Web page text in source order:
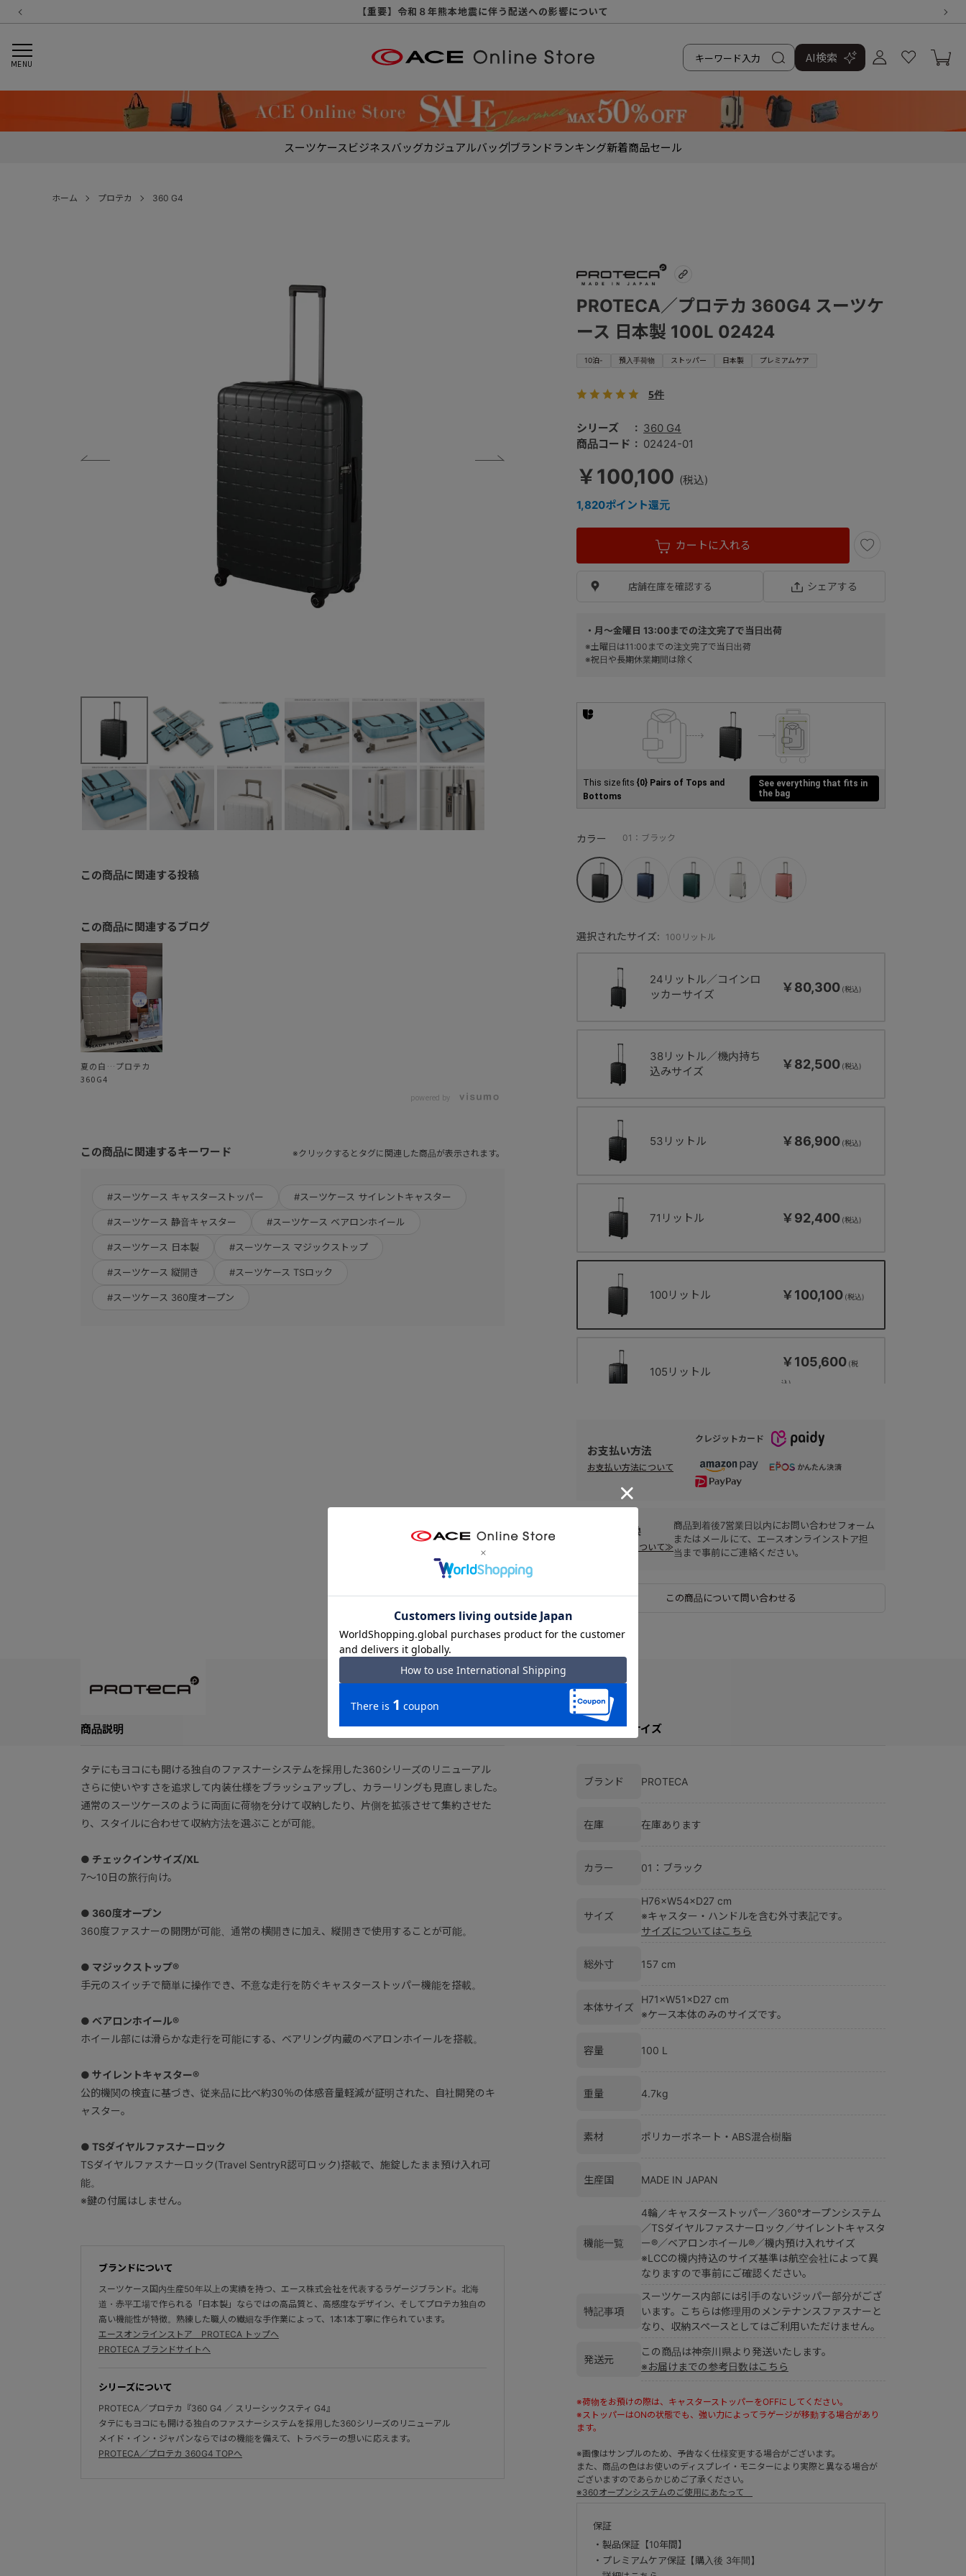
【重要】8/11（火・祝）休業及び配送スケジュールについて
【重要】令和８年熊本地震に伴う配送への影響について
【重要】納品書・領収書ペーパーレス化（電子化）のお知らせ
【重要】天候不良や交通状況・物量増等に伴う配送への影響について
【重要】悪質な詐欺サイトにご注意ください
【重要】各種メールが届かない場合に関しまして
【重要】お問い合わせのご対応に関しまして
【重要】SNSのなりすまし詐欺にご注意ください
MENU AI検索
スーツケースビジネスバッグカジュアルバッグブランドランキング新着商品セール
ホーム プロテカ 360 G4
この商品に関連する投稿
この商品に関連するブログ
夏の白…プロテカ
360G4
powered by
この商品に関連するキーワード ※クリックするとタグに関連した商品が表示されます。
#スーツケース キャスターストッパー #スーツケース サイレントキャスター
#スーツケース 静音キャスター #スーツケース ベアロンホイール
#スーツケース 日本製 #スーツケース マジックストップ
#スーツケース 縦開き #スーツケース TSロック
#スーツケース 360度オープン
10泊- 預入手荷物 ストッパー 日本製 プレミアムケア
PROTECA／プロテカ 360G4 スーツケ
ース 日本製 100L 02424
シリーズ 360 G4
5件
選択されたサイズ: 100リットル
商品コード 02424-01
￥100,100
1,820ポイント還元
24リットル／コインロ
ッカーサイズ
￥80,300
38リットル／機内持ち
込みサイズ
￥82,500
53リットル ￥86,900
71リットル ￥92,400
100リットル ￥100,100
105リットル
￥105,600
カラー 01：ブラック
This size fits {0} Pairs of Tops and
Bottoms
See everything that fits in
the bag
カートに入れる
・月～金曜日 13:00までの注文完了で当日出荷
※土曜日は11:00までの注文完了で当日出荷
※祝日や長期休業期間は除く
この商品について問い合わせる
返品・交換
返品・交換について≫
商品到着後7営業日以内にお問い合わせフォーム
またはメールにて、エースオンラインストア担
当まで事前にご連絡ください。
店舗在庫を確認する シェアする
お支払い方法
お支払い方法について
クレジットカード
商品説明
タテにもヨコにも開ける独自のファスナーシステムを採用した360シリーズのリニューアル
さらに使いやすさを追求して内装仕様をブラッシュアップし、カラーリングも見直しました。
通常のスーツケースのように両面に荷物を分けて収納したり、片側を拡張させて集約させた
り、スタイルに合わせて収納方法を選ぶことが可能。
● チェックインサイズ/XL
7～10日の旅行向け。
● 360度オープン
360度ファスナーの開閉が可能、通常の横開きに加え、縦開きで使用することが可能。
● マジックストップ®
手元のスイッチで簡単に操作でき、不意な走行を防ぐキャスターストッパー機能を搭載。
● ベアロンホイール®
ホイール部には滑らかな走行を可能にする、ベアリング内蔵のベアロンホイールを搭載。
● サイレントキャスター®
公的機関の検査に基づき、従来品に比べ約30％の体感音量軽減が証明された、自社開発のキ
ャスター。
● TSダイヤルファスナーロック
TSダイヤルファスナーロック(Travel SentryR認可ロック)搭載で、施錠したまま預け入れ可
能。
※鍵の付属はしません。
ブランドについて
スーツケース国内生産50年以上の実績を持つ、エース株式会社を代表するラゲージブランド。北海
道・赤平工場で作られる「日本製」ならではの高品質と、高感度なデザイン、そしてプロテカ独自の
高い機能性が特徴。熟練した職人の繊細な手作業によって、1本1本丁寧に作られています。
エースオンラインストア PROTECA トップへ
PROTECA ブランドサイトへ
シリーズについて
PROTECA／プロテカ『360 G4 ／ スリーシックスティ G4』
タテにもヨコにも開ける独自のファスナーシステムを採用した360シリーズのリニューアル
メイド・イン・ジャパンならではの機能を備えて、トラベラーの想いに応えます。
PROTECA／プロテカ 360G4 TOPへ
スペックとサイズ
ブランド PROTECA
発送元
この商品は神奈川県より発送いたします。
※お届けまでの参考日数はこちら
カラー 01：ブラック
在庫 在庫あります
サイズ
H76×W54×D27 cm
※キャスター・ハンドルを含む外寸表記です。
サイズについてはこちら
総外寸 157 cm
本体サイズ
H71×W51×D27 cm
※ケース本体のみのサイズです。
容量 100 L
重量 4.7kg
素材 ポリカーボネート・ABS混合樹脂
生産国 MADE IN JAPAN
機能一覧
4輪／キャスターストッパー／360°オープンシステム
／TSダイヤルファスナーロック／サイレントキャスタ
ー®／ベアロンホイール®／機内預け入れサイズ
※LCCの機内持込のサイズ基準は航空会社によって異
なりますので事前にご確認ください。
※荷物をお預けの際は、キャスターストッパーをOFFにしてください。
※ストッパーはONの状態でも、強い力によってラゲージが移動する場合があり
ます。
※画像はサンプルのため、予告なく仕様変更する場合がございます。
また、商品の色はお使いのディスプレイ・モニターにより実際と異なる場合が
ございますのであらかじめご了承ください。
※360オープンシステムのご使用にあたって
保証
・製品保証【10年間】
・プレミアムケア保証【購入後 3年間】
特記事項
スーツケース内部には引手のないジッパー部分がござ
います。こちらは修理用のメンテナンスファスナーと
なり、収納スペースとしてはご利用いただけません。